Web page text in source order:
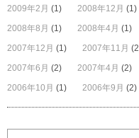
2009年2月 (1) 2008年12月 (1)
2008年8月 (1) 2008年4月 (1)
2007年12月 (1) 2007年11月
2007年6月 (2) 2007年4月 (2)
2006年10月 (1) 2006年9月 (2)